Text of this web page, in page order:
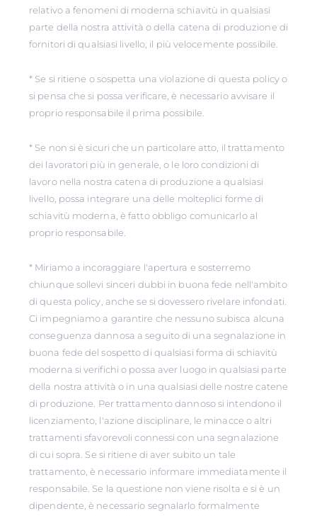
relativo a fenomeni di moderna schiavitù in qualsiasi
parte della nostra attività o della catena di produzione di
fornitori di qualsiasi livello, il più velocemente possibile.
* Se si ritiene o sospetta una violazione di questa policy o
si pensa che si possa verificare, è necessario avvisare il
proprio responsabile il prima possibile.
* Se non si è sicuri che un particolare atto, il trattamento
dei lavoratori più in generale, o le loro condizioni di
lavoro nella nostra catena di produzione a qualsiasi
livello, possa integrare una delle molteplici forme di
schiavitù moderna, è fatto obbligo comunicarlo al
proprio responsabile.
* Miriamo a incoraggiare l'apertura e sosterremo
chiunque sollevi sinceri dubbi in buona fede nell'ambito
di questa policy, anche se si dovessero rivelare infondati.
Ci impegniamo a garantire che nessuno subisca alcuna
conseguenza dannosa a seguito di una segnalazione in
buona fede del sospetto di qualsiasi forma di schiavitù
moderna si verifichi o possa aver luogo in qualsiasi parte
della nostra attività o in una qualsiasi delle nostre catene
di produzione. Per trattamento dannoso si intendono il
licenziamento, l'azione disciplinare, le minacce o altri
trattamenti sfavorevoli connessi con una segnalazione
di cui sopra. Se si ritiene di aver subito un tale
trattamento, è necessario informare immediatamente il
responsabile. Se la questione non viene risolta e si è un
dipendente, è necessario segnalarlo formalmente